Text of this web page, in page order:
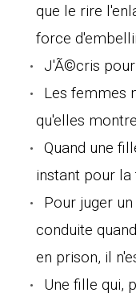
que le rire
force
J'Ã©cris pour
Les femmes
qu'elles
Quand une
instant pour
Pour juger
conduite
en prison, il
Une fille qui,